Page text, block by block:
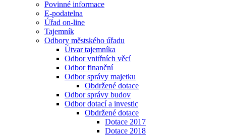
Povinné informace
E-podatelna
Úřad on-line
Tajemník
Odbory městského úřadu
Útvar tajemníka
Odbor vnitřních věcí
Odbor finanční
Odbor správy majetku
Obdržené dotace
Odbor správy budov
Odbor dotací a investic
Obdržené dotace
Dotace 2017
Dotace 2018